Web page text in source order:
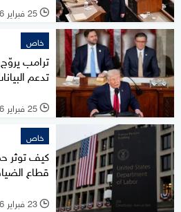
l 25 فبراير 2026
خاص
ترامب
تدعم
l 25 فبراير 2026
خاص
كيف توثر
قطاع
l 23 فبراير 2026